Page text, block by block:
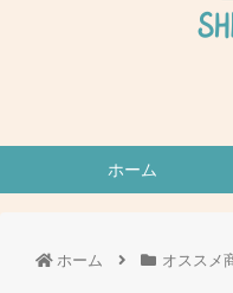
ホーム
ホーム オススメ